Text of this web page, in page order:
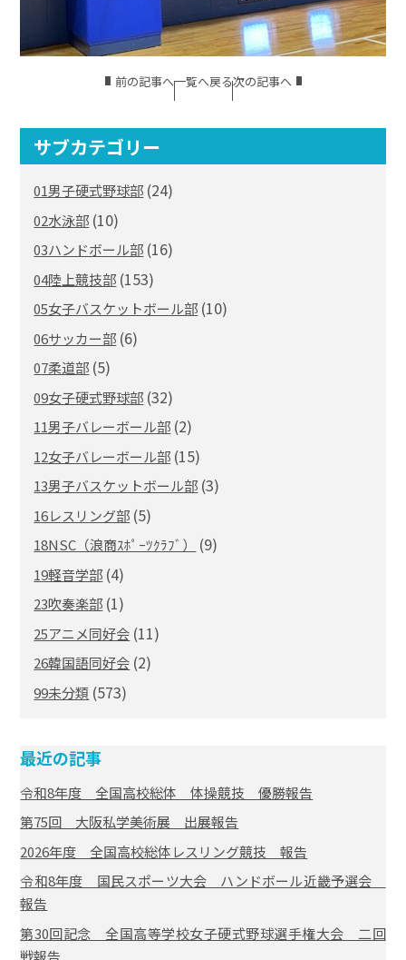
前の記事へ一覧へ戻る次の記事へ
サブカテゴリー
01男子硬式野球部 (24)
02水泳部 (10)
03ハンドボール部 (16)
04陸上競技部 (153)
05女子バスケットボール部 (10)
06サッカー部 (6)
07柔道部 (5)
09女子硬式野球部 (32)
11男子バレーボール部 (2)
12女子バレーボール部 (15)
13男子バスケットボール部 (3)
16レスリング部 (5)
18NSC（浪商ｽﾎﾟｰﾂｸﾗﾌﾞ） (9)
19軽音学部 (4)
23吹奏楽部 (1)
25アニメ同好会 (11)
26韓国語同好会 (2)
99未分類 (573)
最近の記事
令和8年度 全国高校総体 体操競技 優勝報告
第75回 大阪私学美術展 出展報告
2026年度 全国高校総体レスリング競技 報告
令和8年度 国民スポーツ大会 ハンドボール近畿予選会
報告
第30回記念 全国高等学校女子硬式野球選手権大会 二回
戦報告